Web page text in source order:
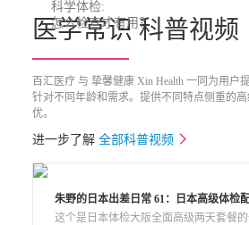
科学体检:
怎么检查才有用？
医学常识 科普视频
百汇医疗 与 挚馨健康 Xin Health 一同为用户
针对不同年龄和需求。提供不同特点侧重的
优。
进一步了解 全部科普视频
朱野的日本出差日常 61：日本高级体检
这个是日本体检大阪全面高级两天套餐